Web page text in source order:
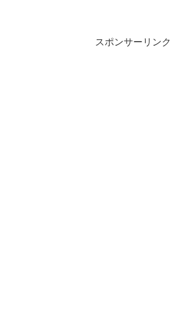
スポンサーリンク